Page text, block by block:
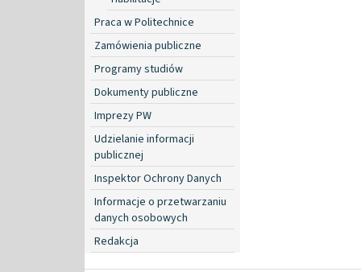
Praca w Politechnice
Zamówienia publiczne
Programy studiów
Dokumenty publiczne
Imprezy PW
Udzielanie informacji
publicznej
Inspektor Ochrony Danych
Informacje o przetwarzaniu
danych osobowych
Redakcja